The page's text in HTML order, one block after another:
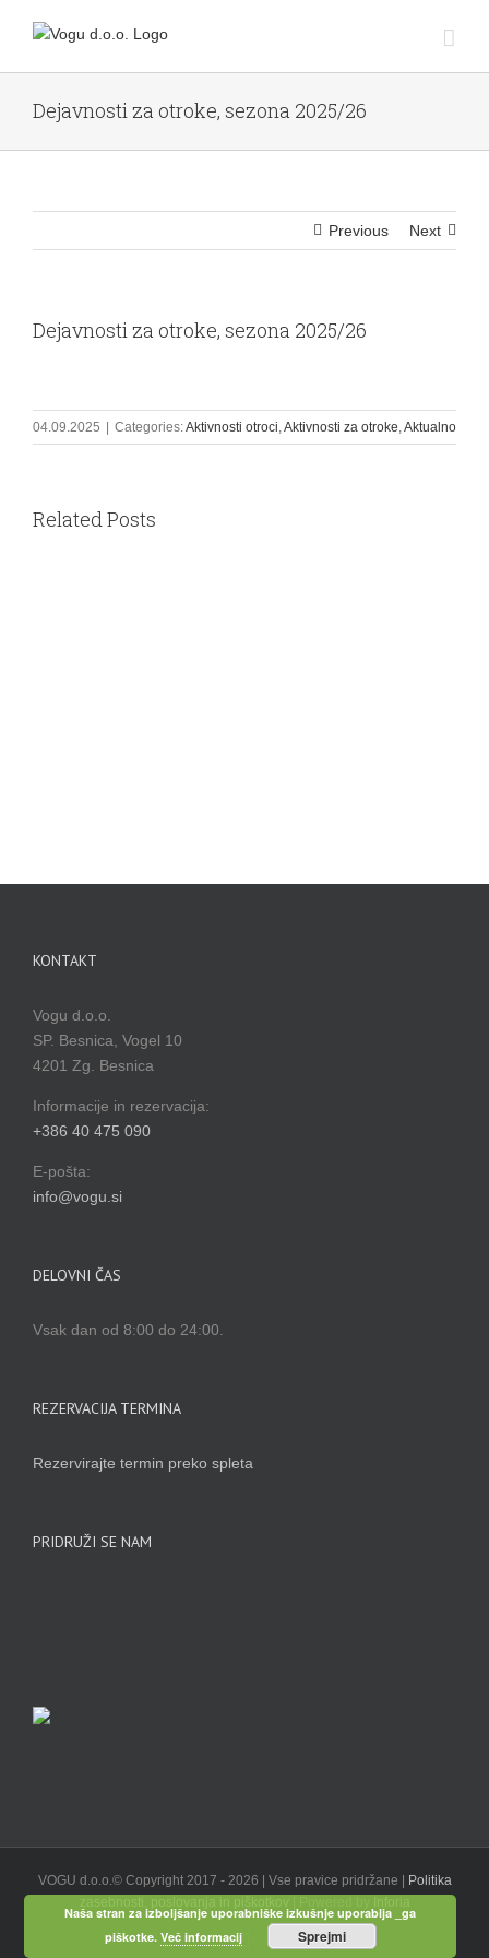
Dejavnosti za otroke, sezona 2025/26
Previous Next
Dejavnosti za otroke, sezona 2025/26
Larger
Image
04.09.2025 Categories:Aktivnosti otroci,Aktivnosti za otroke,Aktualno
Related Posts
KONTAKT
Vogu d.o.o.
SP. Besnica, Vogel 10
4201 Zg. Besnica
Informacije in rezervacija:
+386 40 475 090
E-pošta:
info@vogu.si
DELOVNI ČAS
Vsak dan od 8:00 do 24:00.
REZERVACIJA TERMINA
Rezervirajte termin preko spleta
PRIDRUŽI SE NAM
VOGU d.o.o.© Copyright 2017 - 2026 | Vse pravice pridržane | Politika
Facebook
Naša stran za izboljšanje uporabniške izkušnje uporablja _ga
piškotke. Več informacij Sprejmi